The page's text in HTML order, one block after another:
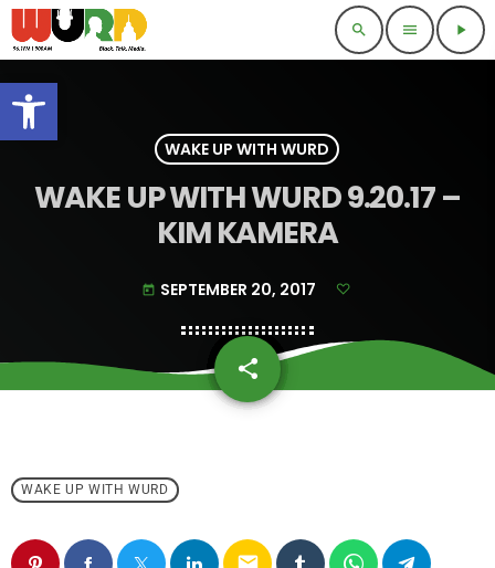
Open toolbar
search menu play_arrow
WAKE UP WITH WURD
WAKE UP WITH WURD 9.20.17 –
KIM KAMERA
today SEPTEMBER 20, 2017
share
email
WAKE UP WITH WURD
email